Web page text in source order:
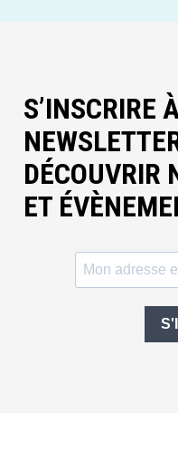
S’INSCRIRE
DÉCOUVRIR
ET